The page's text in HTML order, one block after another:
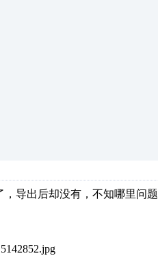
导出后却没有，不知哪里问